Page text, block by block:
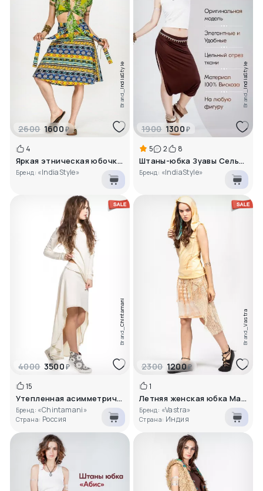
Brand_
IndiaStyle
2600 1600₽
4
Яркая этническая юбочка на завяз..
Бренд: «IndiaStyle»
Brand_
IndiaStyle
1900 1300₽
5
2 8
Штаны-юбка Зуавы Сельджук
Бренд: «IndiaStyle»
Brand_
Chintamani
4000 3500₽
15
Утепленная асимметричная юбка
Бренд: «Chintamani»
Страна: Россия
Brand_
Vastra
2300 1200₽
1
Летняя женская юбка Матана
Бренд: «Vastra»
Страна: Индия